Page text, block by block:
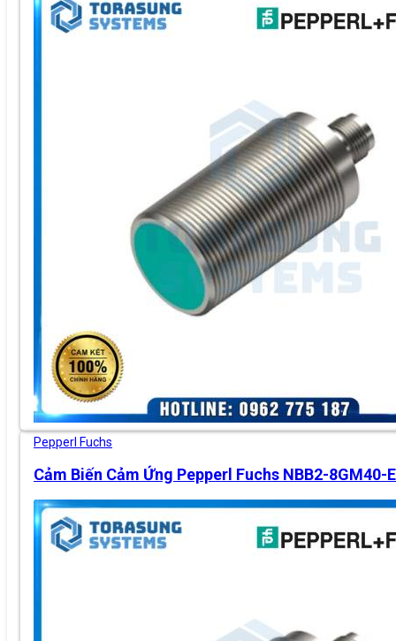
Pepperl Fuchs
Cảm Biến Cảm Ứng Pepperl Fuchs NBB2-8GM40-